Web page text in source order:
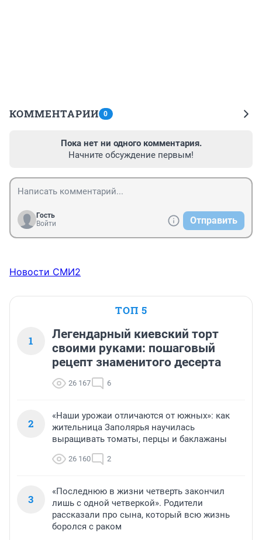
КОММЕНТАРИИ 0
Пока нет ни одного комментария.
Начните обсуждение первым!
Гость
Войти
Отправить
Новости СМИ2
ТОП 5
1
Легендарный киевский торт
своими руками: пошаговый
рецепт знаменитого десерта
26 167 6
2
«Наши урожаи отличаются от южных»: как
жительница Заполярья научилась
выращивать томаты, перцы и баклажаны
26 160 2
3
«Последнюю в жизни четверть закончил
лишь с одной четверкой». Родители
рассказали про сына, который всю жизнь
боролся с раком